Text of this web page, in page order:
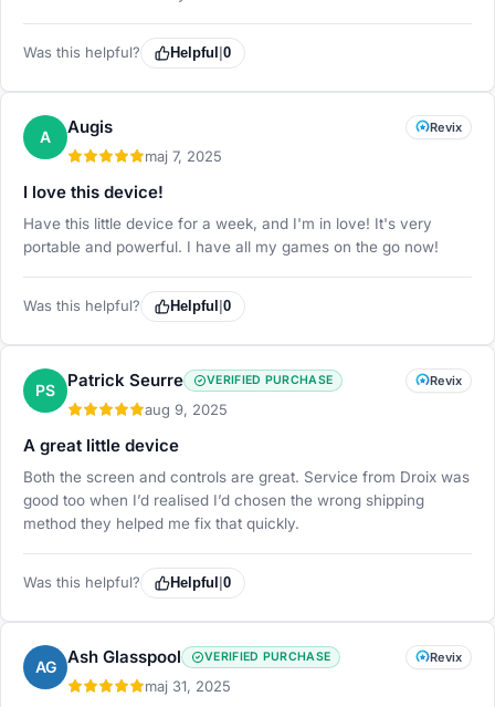
Was this helpful? Helpful 0
A Augis
maj 7, 2025
Revix
I love this device!
Have this little device for a week, and I'm in love! It's very
portable and powerful. I have all my games on the go now!
Was this helpful? Helpful 0
PS Patrick Seurre VERIFIED PURCHASE
aug 9, 2025
Revix
A great little device
Both the screen and controls are great. Service from Droix was
good too when I’d realised I’d chosen the wrong shipping
method they helped me fix that quickly.
Was this helpful? Helpful 0
AG Ash Glasspool VERIFIED PURCHASE
maj 31, 2025
Revix